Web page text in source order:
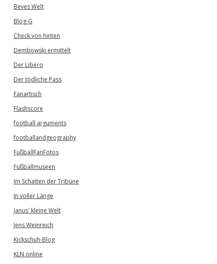
Beves Welt
Blog-G
Check von hinten
Dembowski ermittelt
Der Libero
Der tödliche Pass
Fanartisch
Flashscore
football arguments
footballandgeography
FußballFanFotos
Fußballmuseen
Im Schatten der Tribüne
In voller Länge
Janus' kleine Welt
Jens Weinreich
Kickschuh-Blog
KLN online